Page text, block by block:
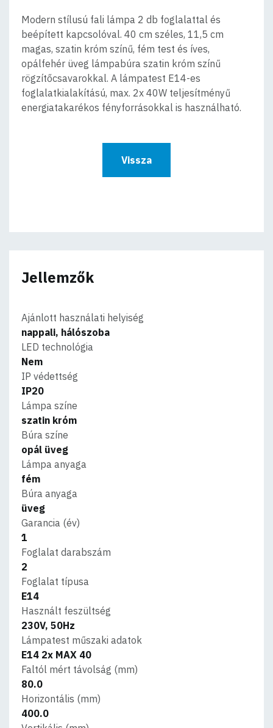
Modern stílusú fali lámpa 2 db foglalattal és
beépített kapcsolóval. 40 cm széles, 11,5 cm
magas, szatin króm színű, fém test és íves,
opálfehér üveg lámpabúra szatin króm színű
rögzítőcsavarokkal. A lámpatest E14-es
foglalatkialakítású, max. 2x 40W teljesítményű
energiatakarékos fényforrásokkal is használható.
Vissza
Jellemzők
Ajánlott használati helyiség
nappali, hálószoba
LED technológia
Nem
IP védettség
IP20
Lámpa színe
szatin króm
Búra színe
opál üveg
Lámpa anyaga
fém
Búra anyaga
üveg
Garancia (év)
1
Foglalat darabszám
2
Foglalat típusa
E14
Használt feszültség
230V, 50Hz
Lámpatest műszaki adatok
E14 2x MAX 40
Faltól mért távolság (mm)
80.0
Horizontális (mm)
400.0